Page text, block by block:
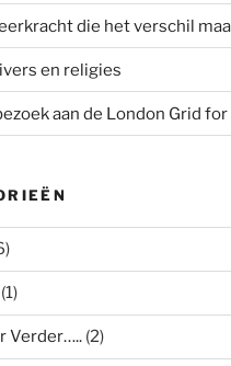
die het verschil
en religies
aan de London Grid
(1)
Verder….. (2)